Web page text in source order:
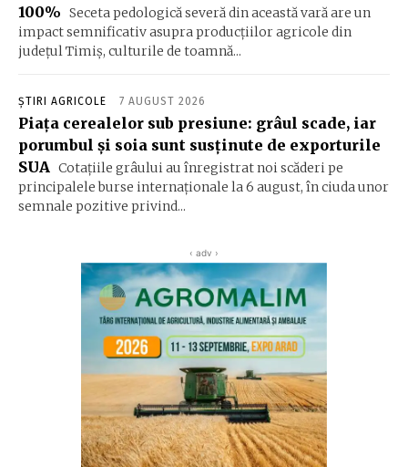
100% Seceta pedologică severă din această vară are un
impact semnificativ asupra producțiilor agricole din
județul Timiș, culturile de toamnă...
ȘTIRI AGRICOLE 7 AUGUST 2026
Piața cerealelor sub presiune: grâul scade, iar
porumbul și soia sunt susținute de exporturile
SUA Cotațiile grâului au înregistrat noi scăderi pe
principalele burse internaționale la 6 august, în ciuda unor
semnale pozitive privind...
‹ adv ›